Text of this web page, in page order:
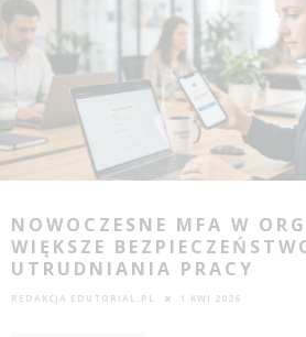
NOWOCZESNE MFA W
WIĘKSZE
UTRUDNIANIA PRACY
REDAKCJA EDUTORIAL.PL 1 KWI 2026